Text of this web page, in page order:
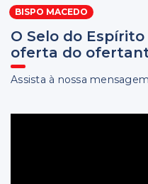
Biografia
Multimídia
Palavra Amiga
BISPO MACEDO
O Selo do
oferta do
Assista à nossa